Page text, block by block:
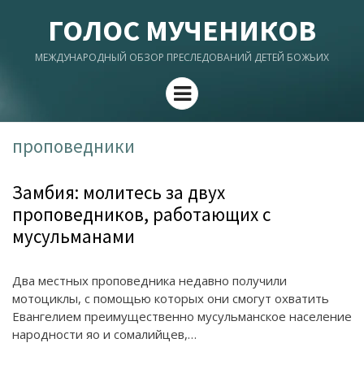
ГОЛОС МУЧЕНИКОВ
МЕЖДУНАРОДНЫЙ ОБЗОР ПРЕСЛЕДОВАНИЙ ДЕТЕЙ БОЖЬИХ
Menu
проповедники
Замбия: молитесь за двух
проповедников, работающих с
мусульманами
Два местных проповедника недавно получили
мотоциклы, с помощью которых они смогут охватить
Евангелием преимущественно мусульманское население
народности яо и сомалийцев,…